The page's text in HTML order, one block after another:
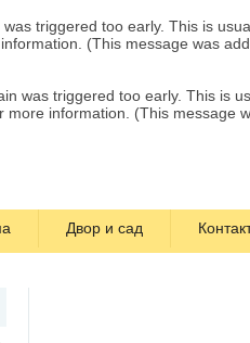
was triggered too early. This is
(This message was
was triggered too early. This is
more information. (This message
Двор и сад